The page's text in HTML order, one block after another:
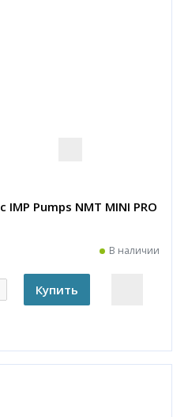
Pumps NMT MINI PRO
В наличии